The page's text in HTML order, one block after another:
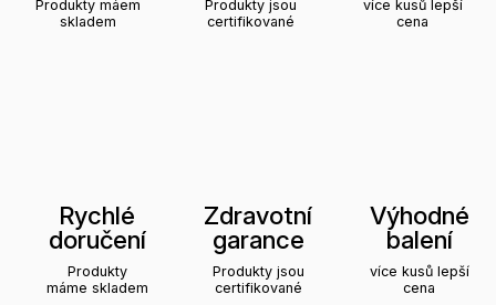
Produkty máem
skladem
Produkty jsou
certifikované
více kusů lepší
cena
Rychlé
doručení
Produkty
máme skladem
Zdravotní
garance
Produkty jsou
certifikované
Výhodné
balení
více kusů lepší
cena